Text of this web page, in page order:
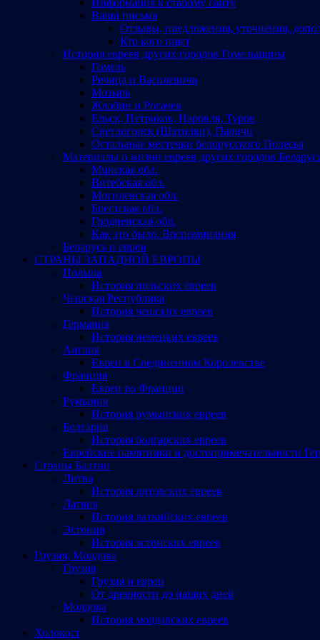
Ваши письма
Отзывы, предложения, уточнения,
Кто кого ищет
История евреев других городов Гомельщины
Гомель
Речица и Василевичи
Мозырь
Жлобин и Рогачев
Ельск, Петриков, Наровля, Туров
Светлогорск (Шатилки), Паричи
Остальные местечки белорусского Полесья
Материалы о жизни евреев других городов
Минская обл.
Витебская обл.
Могилевская обл.
Брестская обл.
Гродненская обл.
Как это было. Воспоминания
Беларусь и евреи
СТРАНЫ ЗАПАДНОЙ ЕВРОПЫ
Польша
История польских евреев
Чешская Республика
История чешских евреев
Германия
История немецких евреев
Англия
Евреи в Соединенном Королевстве
Франция
Евреи во Франции
Румыния
История румынских евреев
Болгария
История болгарских евреев
Еврейские памятники и достопримечательности
Страны Балтии
Литва
История литовских евреев
Латвия
История латвийских евреев
Эстония
История эстонских евреев
Грузия, Молдова
Грузия
Грузия и евреи
От древности до наших дней
Молдова
История молдавских евреев
Холокост